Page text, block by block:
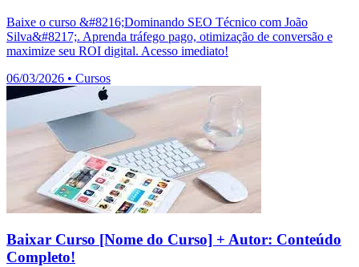
Baixe o curso &#8216;Dominando SEO Técnico com João
Silva&#8217;. Aprenda tráfego pago, otimização de conversão e
maximize seu ROI digital. Acesso imediato!
06/03/2026 • Cursos
Baixar Curso [Nome do Curso] + Autor: Conteúdo
Completo!